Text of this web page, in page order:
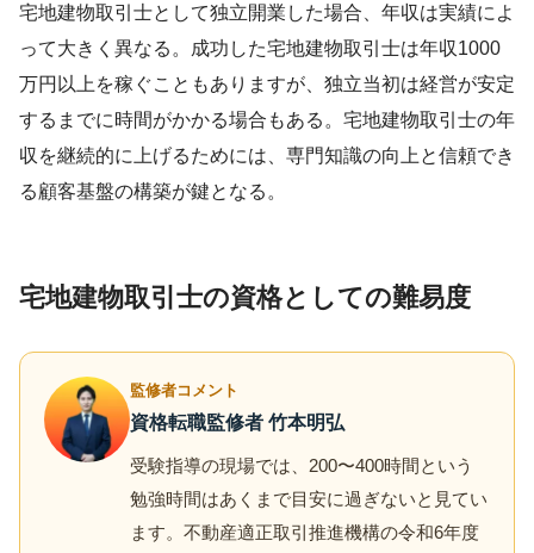
宅地建物取引士として独立開業した場合、年収は実績によ
って大きく異なる。成功した宅地建物取引士は年収1000
万円以上を稼ぐこともありますが、独立当初は経営が安定
するまでに時間がかかる場合もある。宅地建物取引士の年
収を継続的に上げるためには、専門知識の向上と信頼でき
る顧客基盤の構築が鍵となる。
宅地建物取引士の資格としての難易度
監修者コメント
資格転職監修者 竹本明弘
受験指導の現場では、200〜400時間という
勉強時間はあくまで目安に過ぎないと見てい
ます。不動産適正取引推進機構の令和6年度